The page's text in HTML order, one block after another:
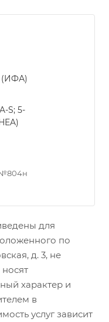
(ИФА)
S; 5-
для
по
д. 3, не
характер и
в
услуг зависит